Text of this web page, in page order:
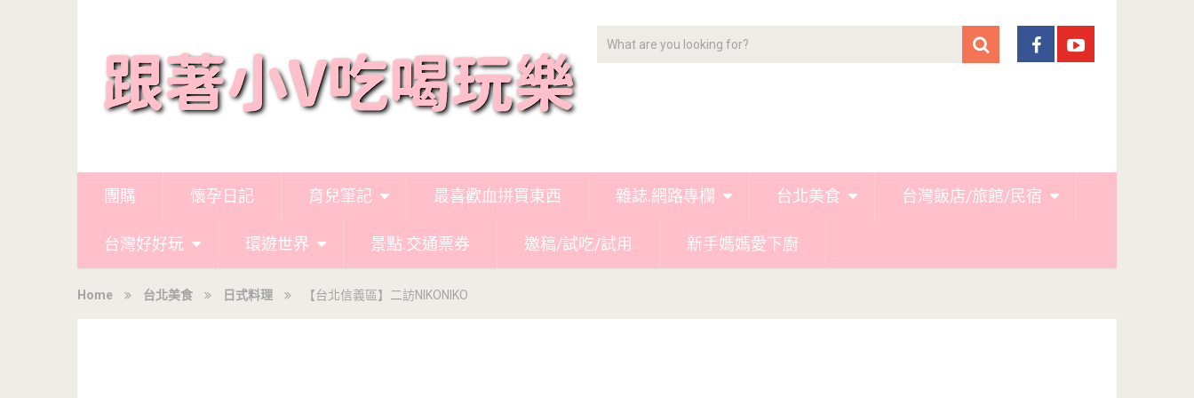
團購 懷孕日記 育兒筆記 最喜歡血拼買東西 雜誌.網路專欄 台北美食 台灣飯店/旅館/民宿
台灣好好玩 環遊世界 景點.交通票券 邀稿/試吃/試用 新手媽媽愛下廚
Home 台北美食 日式料理 【台北信義區】二訪NIKONIKO